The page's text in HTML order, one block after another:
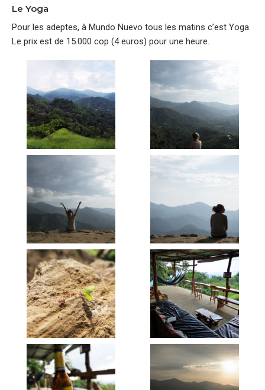
Le Yoga
Pour les adeptes, à Mundo Nuevo tous les matins c’est Yoga.
Le prix est de 15.000 cop (4 euros) pour une heure.